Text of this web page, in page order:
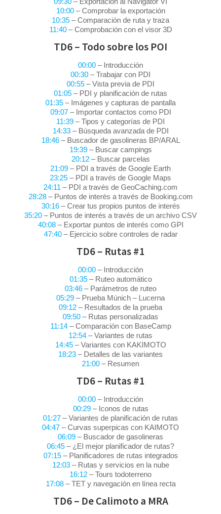
10:00– Comprobar la exportación
10:35 – Comparación de ruta y traza
11:40– Comprobación con el visor 3D
TD6 – Todo sobre los POI
00:00 – Introducción
00:30 – Trabajar con PDI
00:55 – Vista previa de PDI
01:05 – PDI y planificación de rutas
01:35 – Imágenes y capturas de pantalla
09:07– Importar contactos como PDI
11:39 – Tipos y categorías de PDI
14:33– Búsqueda avanzada de PDI
18:46– Buscador de gasolineras BP/ARAL
19:39– Buscar campings
20:12– Buscar parcelas
21:09 – PDI a través de Google Earth
23:25 – PDI a través de Google Maps
24:11 – PDI a través de GeoCaching.com
28:28– Puntos de interés a través de Booking.com
30:16– Crear tus propios puntos de interés
35:20 – Puntos de interés a través de un archivo CSV
40:08– Exportar puntos de interés como GPI
47:40– Ejercicio sobre controles de radar
TD6 – Rutas #1
00:00 – Introducción
01:35– Ruteo automático
03:46 – Parámetros de ruteo
05:29 – Prueba Múnich – Lucerna
09:12 – Resultados de la prueba
09:50 – Rutas personalizadas
11:14– Comparación con BaseCamp
12:54 – Variantes de rutas
14:45– Variantes con KAKIMOTO
18:23 – Detalles de las variantes
21:00 – Resumen
TD6 – Rutas #1
00:00 – Introducción
00:29– Iconos de rutas
01:27 – Variantes de planificación de rutas
04:47 – Curvas superpicas con KAIMOTO
06:09 – Buscador de gasolineras
06:45 – ¿El mejor planificador de rutas?
07:15– Planificadores de rutas integrados
12:03– Rutas y servicios en la nube
16:12 – Tours todoterreno
17:08– TET y navegación en línea recta
TD6 – De Calimoto a MRA